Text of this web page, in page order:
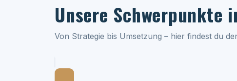
Unsere Schwerpunkte
Von Strategie bis Umsetzung – hier findest du